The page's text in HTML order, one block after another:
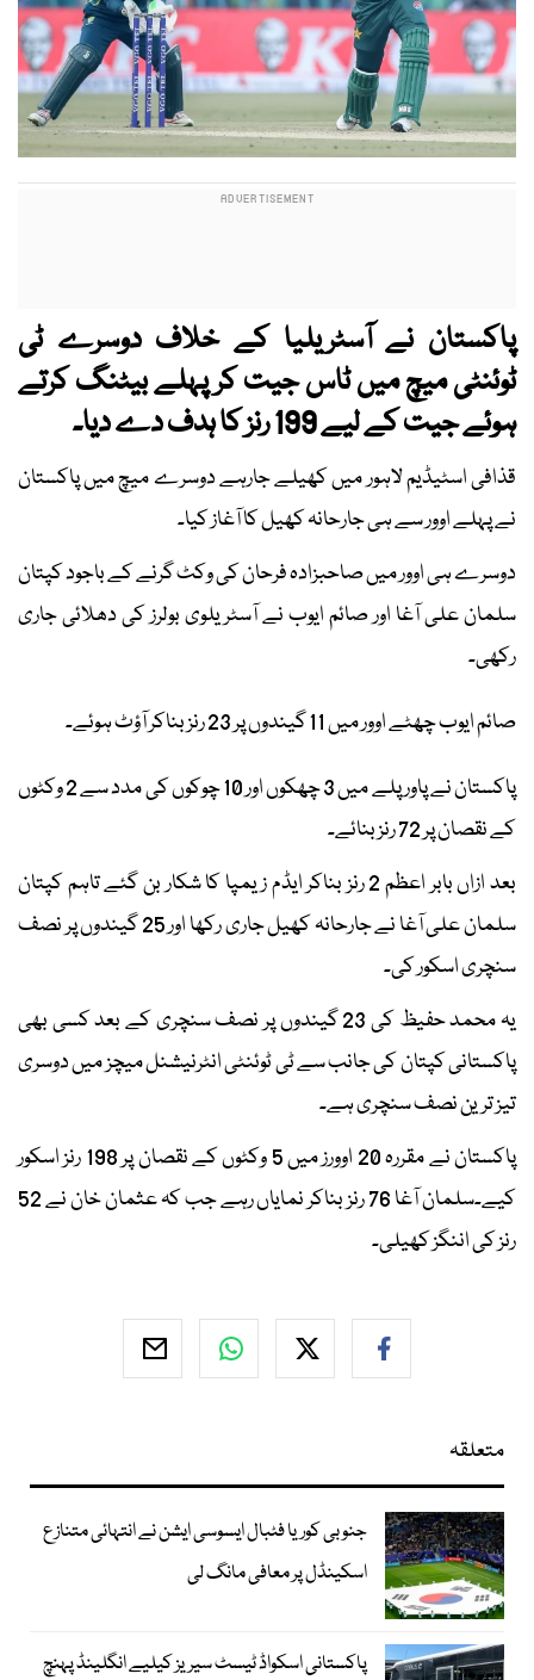
پاکستان نے آسٹریلیا کے خلاف دوسرے ٹی
ٹوئنٹی میچ میں ٹاس جیت کر پہلے بیٹنگ کرتے
ہوئے جیت کے لیے 199 رنز کا ہدف دے دیا۔
قذافی اسٹیڈیم لاہور میں کھیلے جارہے دوسرے میچ میں پاکستان
نے پہلے اوور سے ہی جارحانہ کھیل کا آغاز کیا۔
دوسرے ہی اوور میں صاحبزادہ فرحان کی وکٹ گرنے کے باجود کپتان
سلمان علی آغا اور صائم ایوب نے آسٹریلوی بولرز کی دھلائی جاری
رکھی۔
صائم ایوب چھٹے اوور میں 11 گیندوں پر 23 رنز بناکر آؤٹ ہوئے۔
پاکستان نے پاور پلے میں 3 چھکوں اور 10 چوکوں کی مدد سے 2 وکٹوں
کے نقصان پر 72 رنز بنائے۔
بعد ازاں بابر اعظم 2 رنز بناکر ایڈم زیمپا کا شکار بن گئے تاہم کپتان
سلمان علی آغا نے جارحانہ کھیل جاری رکھا اور 25 گیندوں پر نصف
سنچری اسکور کی۔
یہ محمد حفیظ کی 23 گیندوں پر نصف سنچری کے بعد کسی بھی
پاکستانی کپتان کی جانب سے ٹی ٹوئنٹی انٹرنیشنل میچز میں دوسری
تیز ترین نصف سنچری ہے۔
پاکستان نے مقررہ 20 اوورز میں 5 وکٹوں کے نقصان پر 198 رنز اسکور
کیے۔سلمان آغا 76 رنز بناکر نمایاں رہے جب کہ عثمان خان نے 52
رنز کی اننگز کھیلی۔
متعلقہ
جنوبی کوریا فٹبال ایسوسی ایشن نے انتہائی متنازع
اسکینڈل پر معافی مانگ لی
پاکستانی اسکواڈ ٹیسٹ سیریز کیلیے انگلینڈ پہنچ